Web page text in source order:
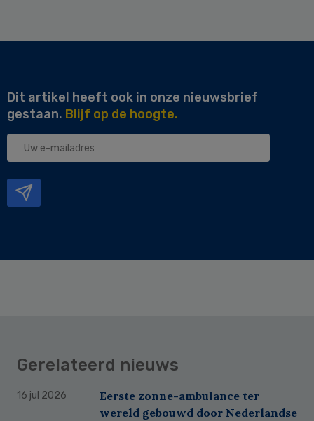
Dit artikel heeft ook in onze nieuwsbrief
gestaan. Blijf op de hoogte.
Uw
Gerelateerd nieuws
16 jul 2026
Eerste zonne-ambulance ter
wereld gebouwd door Nederlandse